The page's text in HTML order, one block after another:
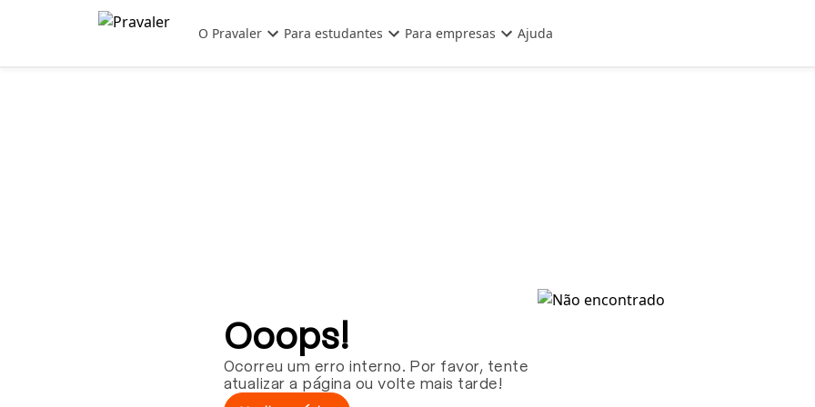
Pular para o conteúdo principal
O Pravaler Para estudantes Para empresas Ajuda
Ooops!
Ocorreu um erro interno. Por favor, tente
atualizar a página ou volte mais tarde!